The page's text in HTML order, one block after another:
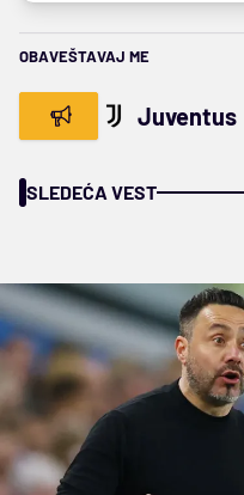
OBAVEŠTAVAJ ME
Juventus
SLEDEĆA VEST